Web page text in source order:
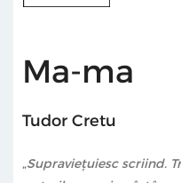
Ma-ma
Tudor Cretu
„Supraviețuiesc scriind.